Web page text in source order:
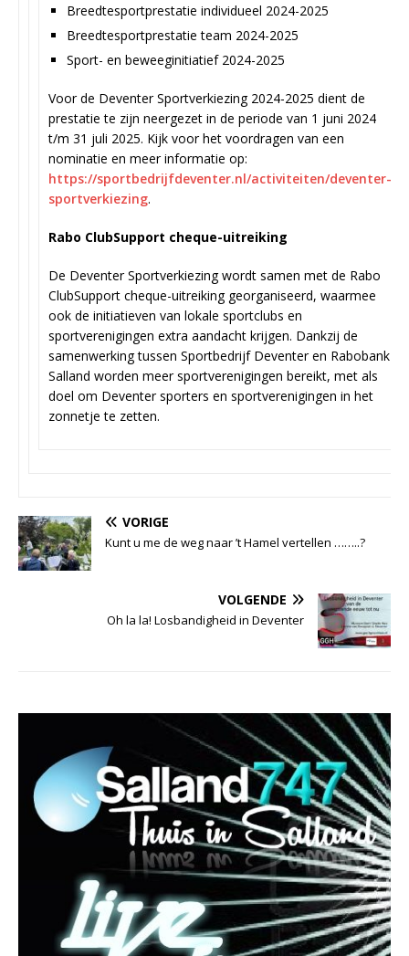
Breedtesportprestatie individueel 2024-2025
Breedtesportprestatie team 2024-2025
Sport- en beweeginitiatief 2024-2025
Voor de Deventer Sportverkiezing 2024-2025 dient de
prestatie te zijn neergezet in de periode van 1 juni 2024
t/m 31 juli 2025. Kijk voor het voordragen van een
nominatie en meer informatie op:
https://sportbedrijfdeventer.nl/activiteiten/deventer-
sportverkiezing.
Rabo ClubSupport cheque-uitreiking
De Deventer Sportverkiezing wordt samen met de Rabo
ClubSupport cheque-uitreiking georganiseerd, waarmee
ook de initiatieven van lokale sportclubs en
sportverenigingen extra aandacht krijgen. Dankzij de
samenwerking tussen Sportbedrijf Deventer en Rabobank
Salland worden meer sportverenigingen bereikt, met als
doel om Deventer sporters en sportverenigingen in het
zonnetje te zetten.
VORIGE
Kunt u me de weg naar ’t Hamel vertellen ……..?
VOLGENDE
Oh la la! Losbandigheid in Deventer